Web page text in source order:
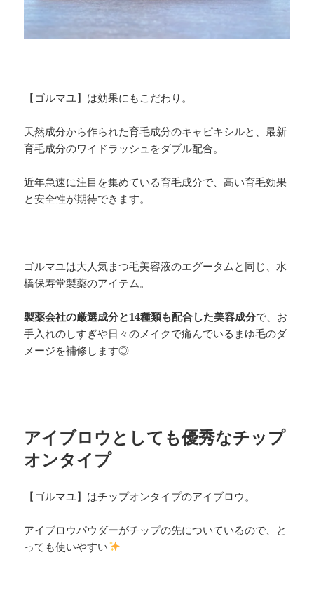
【ゴルマユ】は効果にもこだわり。
天然成分から作られた育毛成分のキャピキシルと、最新
育毛成分のワイドラッシュをダブル配合。
近年急速に注目を集めている育毛成分で、高い育毛効果
と安全性が期待できます。
ゴルマユは大人気まつ毛美容液のエグータムと同じ、水
橋保寿堂製薬のアイテム。
製薬会社の厳選成分と14種類も配合した美容成分で、お
手入れのしすぎや日々のメイクで痛んでいるまゆ毛のダ
メージを補修します◎
アイブロウとしても優秀なチップ
オンタイプ
【ゴルマユ】はチップオンタイプのアイブロウ。
アイブロウパウダーがチップの先についているので、と
っても使いやすい